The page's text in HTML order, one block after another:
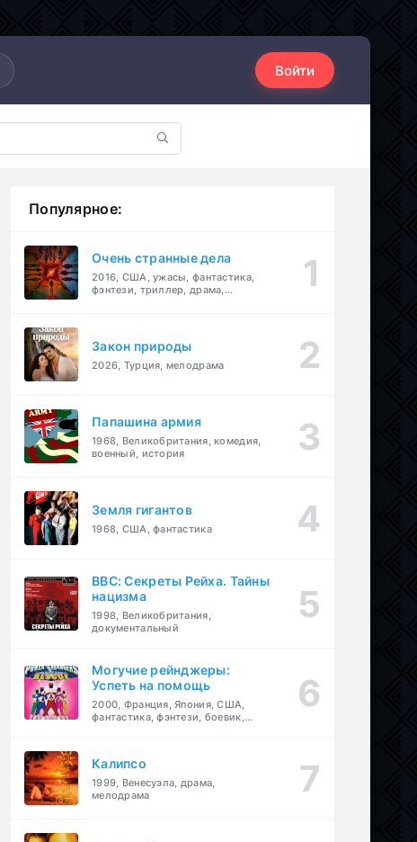
Войти
Популярное:
Очень странные дела
2016, США, ужасы, фантастика,
фэнтези, триллер, драма,
Закон природы
2026, Турция, мелодрама
Папашина армия
1968, Великобритания, комедия,
военный, история
Земля гигантов
1968, США, фантастика
BBC: Секреты Рейха. Тайны
нацизма
1998, Великобритания,
документальный
Могучие рейнджеры:
Успеть на помощь
2000, Франция, Япония, США,
фантастика, фэнтези, боевик,
Калипсо
1999, Венесуэла, драма,
мелодрама